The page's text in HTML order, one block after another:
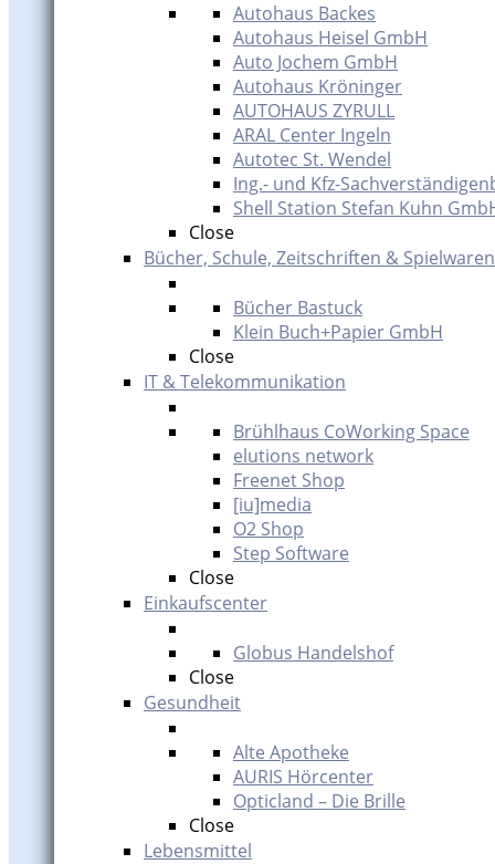
Autohaus Backes
Autohaus Heisel GmbH
Auto Jochem GmbH
Autohaus Kröninger
AUTOHAUS ZYRULL
ARAL Center Ingeln
Autotec St. Wendel
Ing.- und Kfz-
Shell Station Stefan Kuhn
Close
Bücher, Schule, Zeitschriften & Spielwaren
Bücher Bastuck
Klein Buch+Papier GmbH
Close
IT & Telekommunikation
Brühlhaus CoWorking Space
elutions network
Freenet Shop
[iu]media
O2 Shop
Step Software
Close
Einkaufscenter
Globus Handelshof
Close
Gesundheit
Alte Apotheke
AURIS Hörcenter
Opticland – Die Brille
Close
Lebensmittel